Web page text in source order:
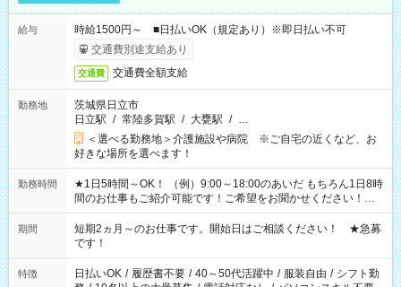
給与
時給1500円～ ■日払いOK（規定あり）※即日払い不可
交通費別途支給あり
交通費 交通費全額支給
勤務地
茨城県日立市
日立駅 / 常陸多賀駅 / 大甕駅 / …
＜選べる勤務地＞介護施設や病院 ※ご自宅の近くなど、お
好きな場所を選べます！
勤務時間
★1日5時間～OK！ （例）9:00～18:00のあいだ もちろん1日8時
間のお仕事もご紹介可能です！ご希望をお聞かせください！★
家庭の都合でお休みが必要な場合も遠慮なくご相談ください。
※週最低15時間以上の勤務が必要です
期間
短期2ヵ月～のお仕事です。開始日はご相談ください！ ★急募
です！
特徴 日払いOK / 履歴書不要 / 40～50代活躍中 / 服装自由 / シフト勤